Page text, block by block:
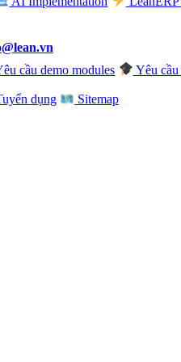
cầu demo modules
Yêu cầu
dụng
Sitemap